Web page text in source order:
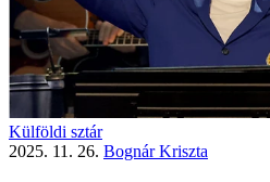
Külföldi sztár
2025. 11. 26. Bognár Kriszta